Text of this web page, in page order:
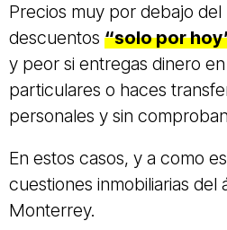
Precios muy por debajo
descuentos “solo por
y peor si entregas dinero
particulares o haces
personales y sin
En estos casos, y a como
cuestiones inmobiliarias del
Monterrey.